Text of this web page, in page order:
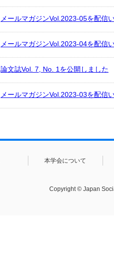
メールマガジンVol.2023-05を配信
メールマガジンVol.2023-04を配信
論文誌Vol. 7, No. 1を公開しました
メールマガジンVol.2023-03を配信
本学会について
Copyright © Japan